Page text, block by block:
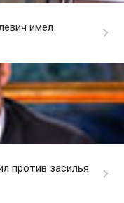
имел
против засилья